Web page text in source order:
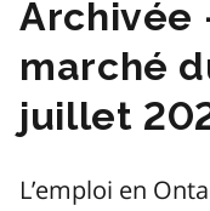
marché
juillet
L’emploi en